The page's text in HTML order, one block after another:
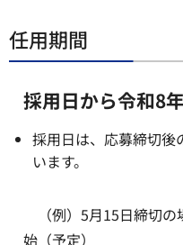
任用期間
採用日から令和8
採用日は、応募締切後
います。
（例）5月15日締切
始（予定）